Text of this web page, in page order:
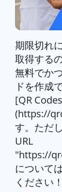
期限切れ
取得する
無料でか
ドを作成
[QR
(https://
す。ただ
URL
"https://
について
ください！